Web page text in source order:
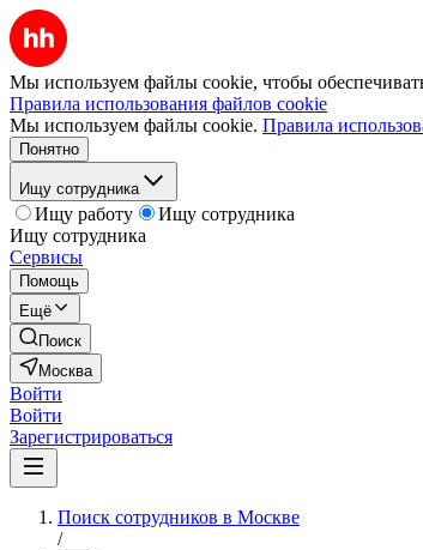
Мы используем файлы cookie, чтобы
Правила использования файлов cookie
Мы используем файлы cookie. Правила
Понятно
Ищу сотрудника
Ищу работу
Ищу сотрудника
Ищу сотрудника
Сервисы
Помощь
Ещё
Поиск
Москва
Войти
Войти
Зарегистрироваться
Поиск сотрудников в Москве
/